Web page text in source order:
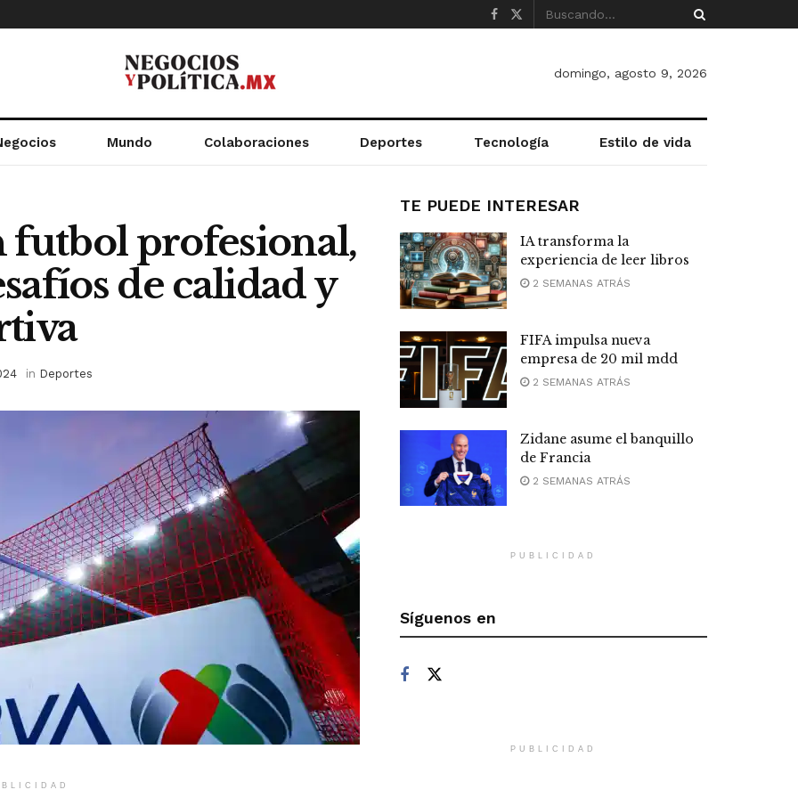
domingo, agosto 9, 2026
Mundo Colaboraciones Deportes Tecnología Estilo de vida
futbol profesional,
de calidad y
in Deportes
TE PUEDE INTERESAR
IA transforma la
experiencia de leer libros
2 SEMANAS ATRÁS
FIFA impulsa nueva
empresa de 20 mil mdd
2 SEMANAS ATRÁS
Zidane asume el banquillo
de Francia
2 SEMANAS ATRÁS
PUBLICIDAD
Síguenos en
PUBLICIDAD